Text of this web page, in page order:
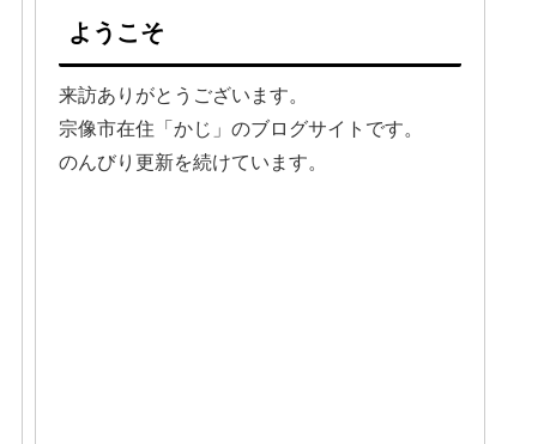
ようこそ
来訪ありがとうございます。
宗像市在住「かじ」のブログサイトです。
のんびり更新を続けています。